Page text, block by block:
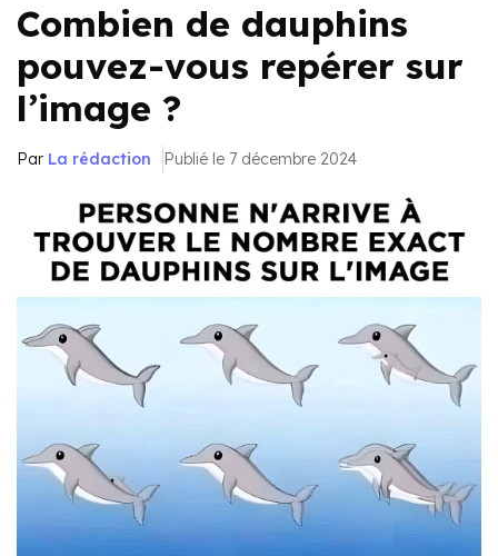
Combien de dauphins
pouvez-vous repérer sur
l’image ?
Par La rédaction Publié le 7 décembre 2024